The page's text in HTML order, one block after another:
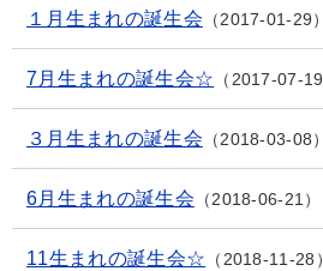
１月生まれの誕生会 2017-01-29
7月生まれの誕生会☆ 2017-07-19
３月生まれの誕生会 2018-03-08
6月生まれの誕生会 2018-06-21
11生まれの誕生会☆ 2018-11-28